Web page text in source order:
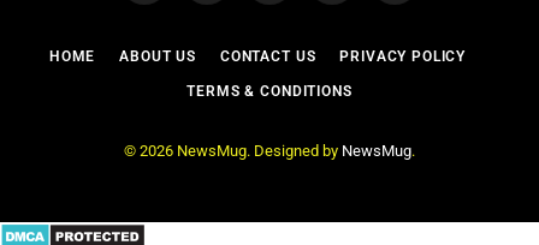
HOME ABOUT US CONTACT US PRIVACY POLICY
TERMS & CONDITIONS
© 2026 NewsMug. Designed by NewsMug.